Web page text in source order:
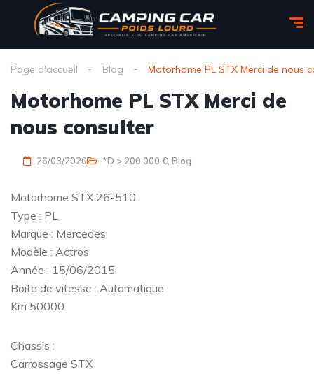
Page d'accueil Blog Motorhome PL STX Merci de nous
Motorhome PL STX Merci de
nous consulter
26/03/2020 *D > 200 000 € Blog
Motorhome STX 26-510
Type : PL
Marque : Mercedes
Modèle : Actros
Année : 15/06/2015
Boite de vitesse : Automatique
Km 50000
Chassis :
Carrossage STX